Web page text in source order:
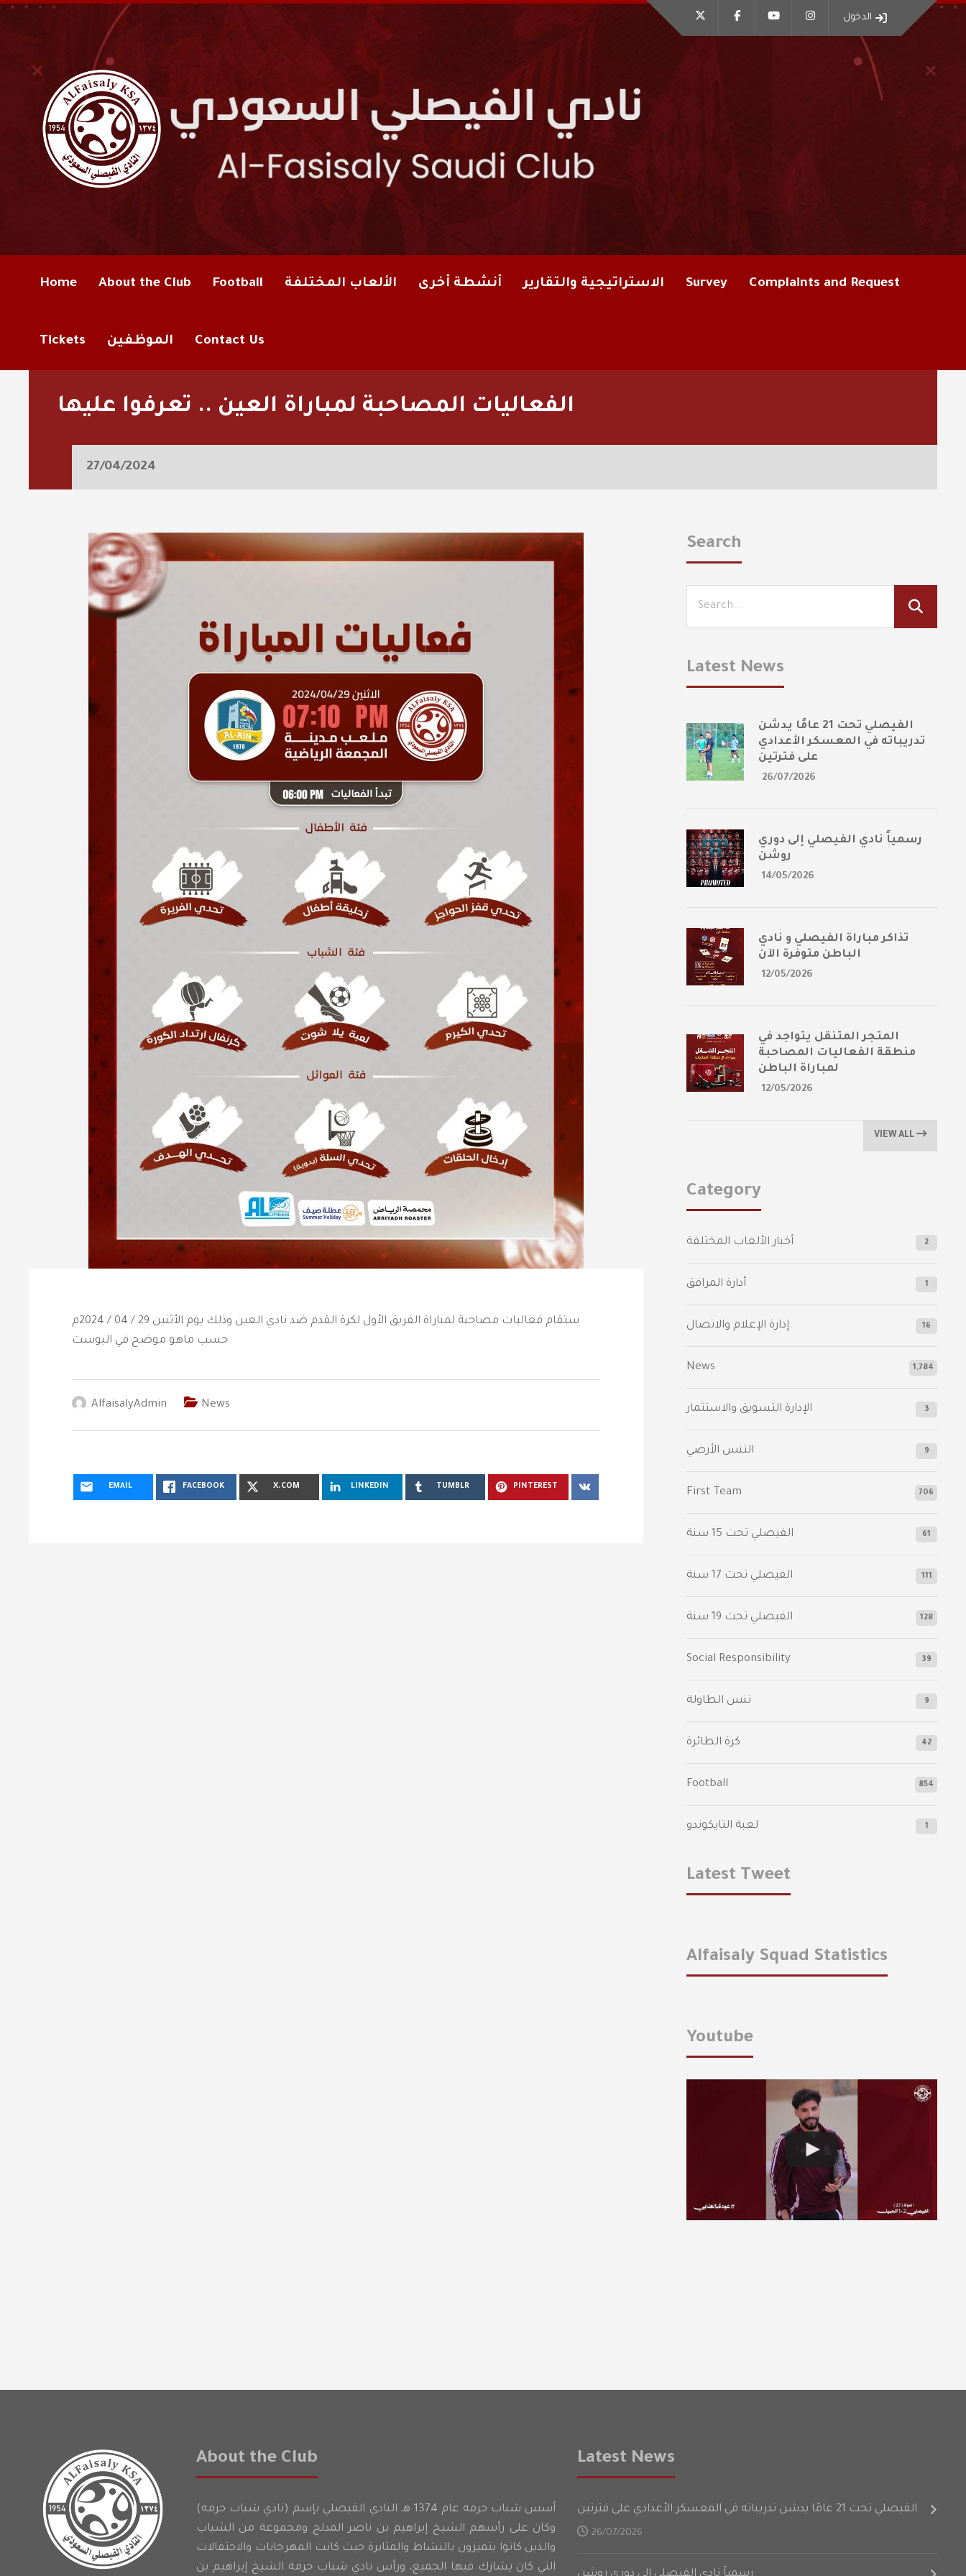
الدخول
Home About the Club Football الألعاب المختلفة أنشطة أخرى الاستراتيجية والتقارير Survey Complaints and Request
Tickets الموظفين Contact Us
الفعاليات المصاحبة لمباراة العين .. تعرفوا عليها
27/04/2024
ستقام فعاليات مصاحبة لمباراة الفريق الأول لكرة القدم ضد نادي العين وذلك يوم الأثنين 29 / 04 / 2024م
حسب ماهو موضح في البوست
AlfaisalyAdmin News
EMAIL FACEBOOK X.COM LINKEDIN TUMBLR PINTEREST
Search
Latest News
الفيصلي تحت 21 عامًا يدشن
تدريباته في المعسكر الأعدادي
على فترتين
26/07/2026
رسمياً نادي الفيصلي إلى دوري
روشن
14/05/2026
تذاكر مباراة الفيصلي و نادي
الباطن متوفرة الآن
12/05/2026
المتجر المتنقل يتواجد في
منطقة الفعاليات المصاحبة
لمباراة الباطن
12/05/2026
VIEW ALL
Category
أخبار الألعاب المختلفة 2
أدارة المرافق 1
إدارة الإعلام والاتصال 16
News 1,784
الإدارة التسويق والاستثمار 3
التنس الأرضي 9
First Team 706
الفيصلي‬⁩ تحت 15 سنة 61
‫الفيصلي‬⁩ تحت 17 سنة 111
الفيصلي‬⁩ تحت 19 سنة 128
Social Responsibility 39
تنس الطاولة 9
كرة الطائرة 42
Football 854
لعبة التايكوندو 1
Latest Tweet
Alfaisaly Squad Statistics
Youtube
About the Club
أسس شباب حرمه عام 1374 هـ النادي الفيصلي بإسم (نادي شباب حرمه)
وكان على رأسهم الشيخ إبراهيم بن ناصر المدلج ومجموعة من الشباب
والذين كانوا يتميزون بالنشاط والمثابرة حيث كانت المهرجانات والاحتفالات
التي كان يشارك فيها الجميع، ورأس نادي شباب حرمة الشيخ إبراهيم بن
Latest News
الفيصلي تحت 21 عامًا يدشن تدريباته في المعسكر الأعدادي على فترتين
26/07/2026